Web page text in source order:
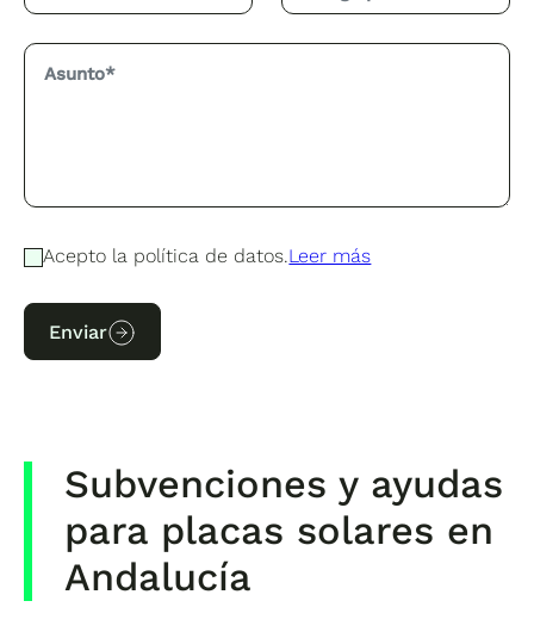
Acepto la política de datos.Leer más
Enviar
Subvenciones y ayudas
para placas solares en
Andalucía